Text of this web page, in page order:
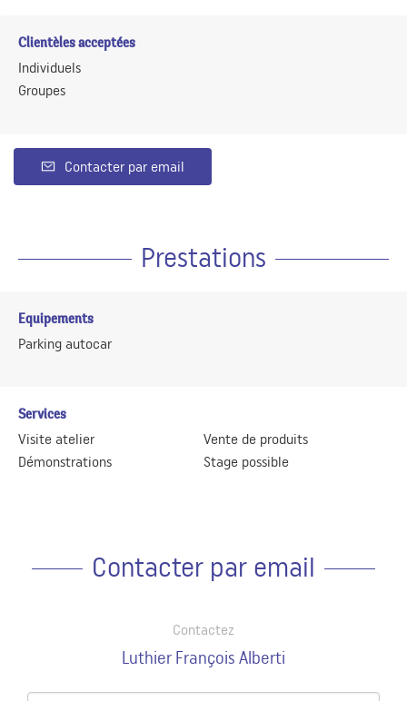
Clientèles acceptées
Individuels
Groupes
Contacter par email
Prestations
Equipements
Parking autocar
Services
Visite atelier
Démonstrations
Vente de produits
Stage possible
Contacter par email
Contactez
Luthier François Alberti